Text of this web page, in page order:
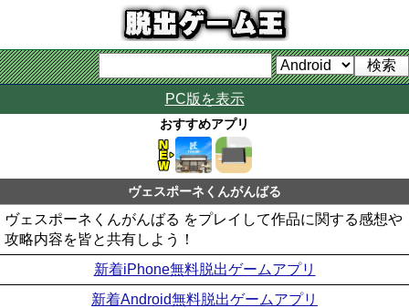
PC版を表示
おすすめアプリ
ヴェスポーネくんがんばる
ヴェスポーネくんがんばる をプレイして作品に関する感想や
攻略内容を皆と共有しよう！
新着iPhone無料脱出ゲームアプリ
新着Android無料脱出ゲームアプリ